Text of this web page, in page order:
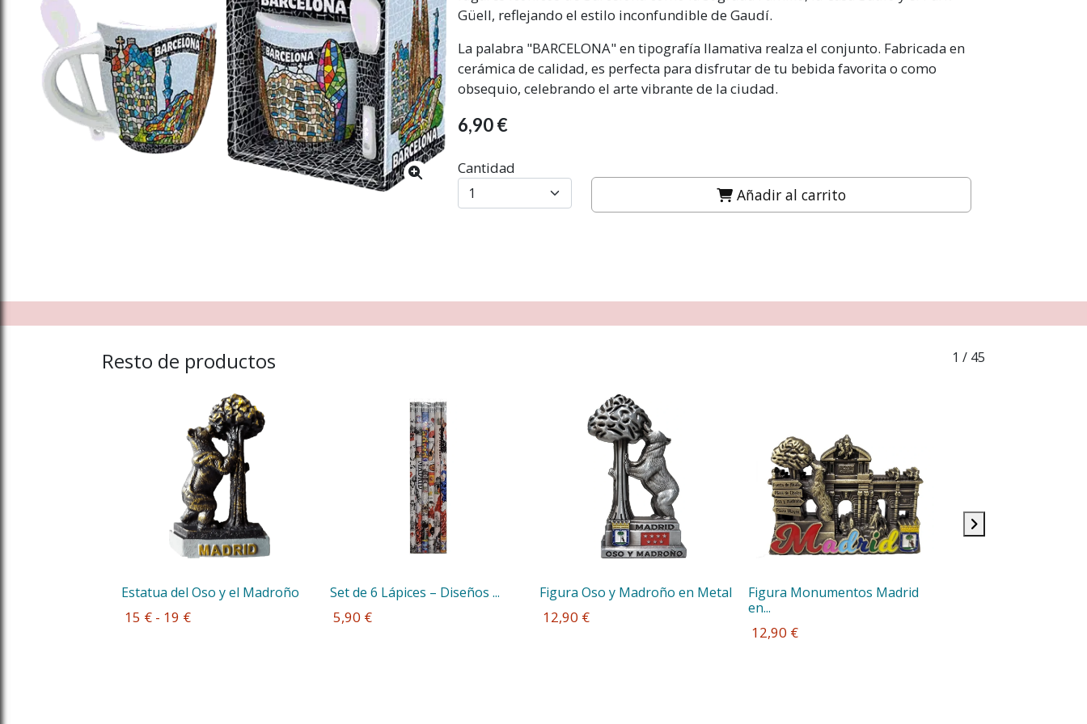
Güell, reflejando el estilo inconfundible de Gaudí.
La palabra "BARCELONA" en tipografía llamativa realza el conjunto. Fabricada en
cerámica de calidad, es perfecta para disfrutar de tu bebida favorita o como
obsequio, celebrando el arte vibrante de la ciudad.
6,90 €
Cantidad
Añadir al carrito
Resto de productos 1 / 45
Estatua del Oso y el Madroño
15 € - 19 €
Set de 6 Lápices – Diseños ...
5,90 €
Figura Oso y Madroño en Metal
12,90 €
Figura Monumentos Madrid
en...
12,90 €